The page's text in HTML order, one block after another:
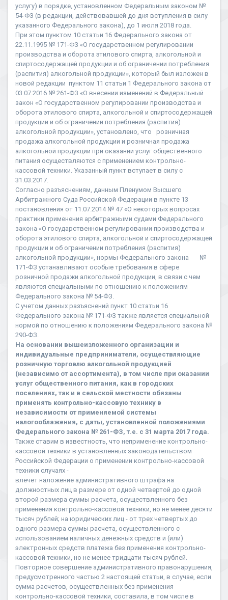
услугу) в порядке, установленном Федеральным законом №
54-ФЗ (в редакции, действовавшей до дня вступления в силу
указанного Федерального закона), до 1 июля 2018 года.
При этом пунктом 10 статьи 16 Федерального закона от
22.11.1995 № 171-ФЗ «О государственном регулировании
производства и оборота этилового спирта, алкогольной и
спиртосодержащей продукции и об ограничении потребления
(распития) алкогольной продукции», который был изложен в
новой редакции пунктом 11 статьи 1 Федерального закона от
03.07.2016 № 261-ФЗ «О внесении изменений в Федеральный
закон «О государственном регулировании производства и
оборота этилового спирта, алкогольной и спиртосодержащей
продукции и об ограничении потребления (распития)
алкогольной продукции», установлено, что розничная
продажа алкогольной продукции и розничная продажа
алкогольной продукции при оказании услуг общественного
питания осуществляются с применением контрольно-
кассовой техники. Указанный пункт вступает в силу с
31.03.2017.
Согласно разъяснениям, данным Пленумом Высшего
Арбитражного Суда Российской Федерации в пункте 13
постановления от 11.07.2014 № 47 «О некоторых вопросах
практики применения арбитражными судами Федерального
закона «О государственном регулировании производства и
оборота этилового спирта, алкогольной и спиртосодержащей
продукции и об ограничении потребления (распития)
алкогольной продукции», нормы Федерального закона №
171-ФЗ устанавливают особые требования в сфере
розничной продажи алкогольной продукции, в связи с чем
являются специальными по отношению к положениям
Федерального закона № 54-ФЗ.
С учетом данных разъяснений пункт 10 статьи 16
Федерального закона № 171-ФЗ также является специальной
нормой по отношению к положениям Федерального закона №
290-ФЗ.
На основании вышеизложенного организации и
индивидуальные предприниматели, осуществляющие
розничную торговлю алкогольной продукцией
(независимо от ассортимента), в том числе при оказании
услуг общественного питания, как в городских
поселениях, так и в сельской местности обязаны
применять контрольно-кассовую технику в
независимости от применяемой системы
налогооблажения, с даты, установленной положениями
Федерального закона № 261-ФЗ, т.е. с 31 марта 2017 года.
Также ставим в известность, что неприменение контрольно-
кассовой техники в установленных законодательством
Российской Федерации о применении контрольно-кассовой
техники случаях -
влечет наложение административного штрафа на
должностных лиц в размере от одной четвертой до одной
второй размера суммы расчета, осуществленного без
применения контрольно-кассовой техники, но не менее десяти
тысяч рублей; на юридических лиц - от трех четвертых до
одного размера суммы расчета, осуществленного с
использованием наличных денежных средств и (или)
электронных средств платежа без применения контрольно-
кассовой техники, но не менее тридцати тысяч рублей.
Повторное совершение административного правонарушения,
предусмотренного частью 2 настоящей статьи, в случае, если
сумма расчетов, осуществленных без применения
контрольно-кассовой техники, составила, в том числе в